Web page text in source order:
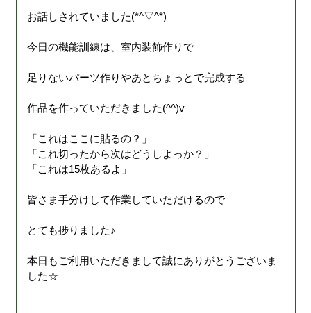
お話しされていました(*^▽^*)
今日の機能訓練は、室内装飾作りで
足りないパーツ作りやあとちょっとで完成する
作品を作っていただきました(^^)v
「これはここに貼るの？」
「これ切ったから次はどうしよっか？」
「これは15枚あるよ」
皆さま手分けして作業していただけるので
とても捗りました♪
本日もご利用いただきまして誠にありがとうございま
した☆